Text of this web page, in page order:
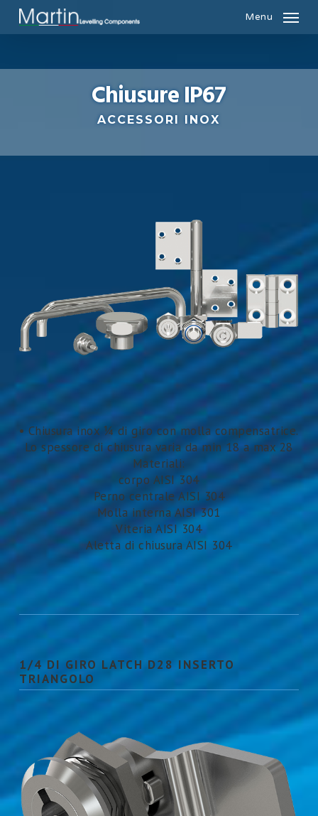
Skip
Menu
Chiusure IP67
ACCESSORI INOX
• Chiusura inox 1⁄4 di giro con molla compensatrice.
Lo spessore di chiusura varia da min 18 a max 28
Materiali:
corpo AISI 304
Perno centrale AISI 304
Molla interna AISI 301
Viteria AISI 304
Aletta di chiusura AISI 304
1/4 DI GIRO LATCH D28 INSERTO
TRIANGOLO